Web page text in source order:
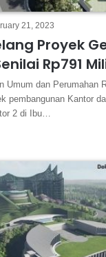
21, 2023
Proyek
Rp791
Umum dan Perumahan
pembangunan Kantor
2 di Ibu…